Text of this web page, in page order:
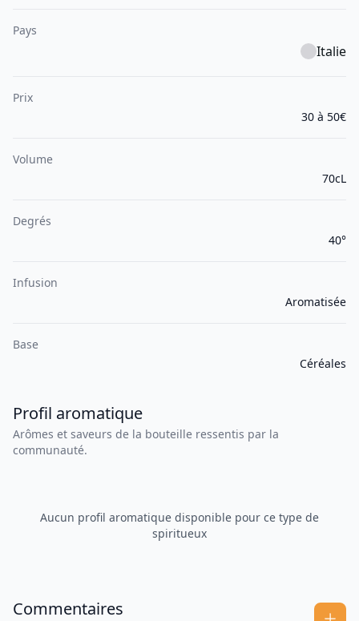
Pays
Italie
Prix
30 à 50€
Volume
70cL
Degrés
40°
Infusion
Aromatisée
Base
Céréales
Profil aromatique
Arômes et saveurs de la bouteille ressentis par la
communauté.
Aucun profil aromatique disponible pour ce type de
spiritueux
Commentaires